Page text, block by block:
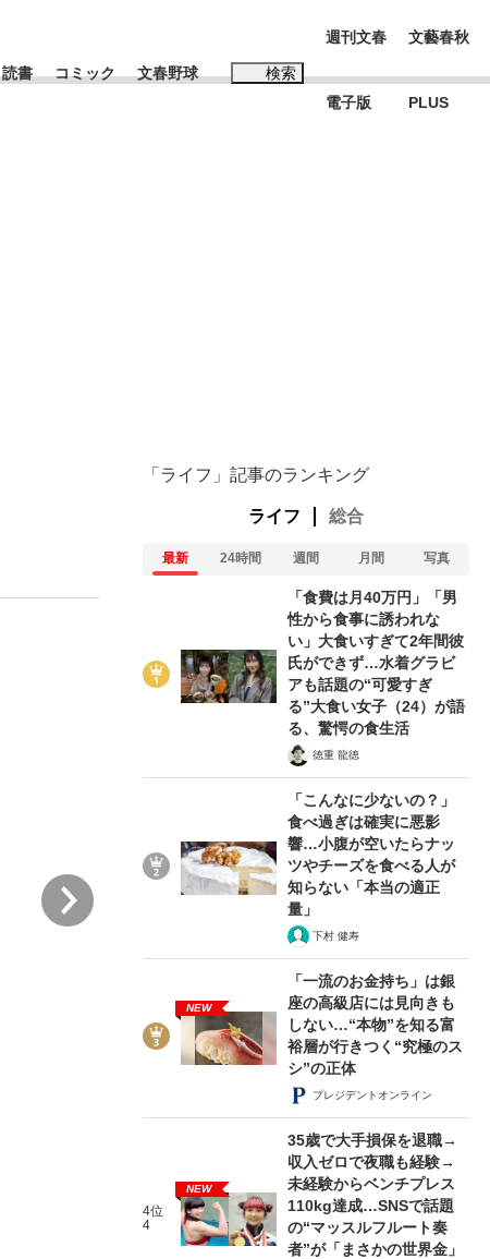
日本代表“敗戦”の真実 選手が明かす...
が悲しい」『北の国から』倉本聰氏（91...
読書 コミック 文春野球 検索
週刊文春
電子版
文藝春秋
PLUS
4/5
「ライフ」記事のランキング
ライフ 総合
最新 24時間 週間 月間 写真
「食費は月40万円」「男
性から食事に誘われな
い」大食いすぎて2年間彼
氏ができず…水着グラビ
アも話題の“可愛すぎ
る”大食い女子（24）が語
る、驚愕の食生活
徳重 龍徳
「こんなに少ないの？」
食べ過ぎは確実に悪影
響…小腹が空いたらナッ
ツやチーズを食べる人が
知らない「本当の適正
量」
下村 健寿
NEW
「一流のお金持ち」は銀
座の高級店には見向きも
しない…“本物”を知る富
裕層が行きつく“究極のス
シ”の正体
プレジデントオンライン
4位
4
NEW
35歳で大手損保を退職→
収入ゼロで夜職も経験→
未経験からベンチプレス
110kg達成…SNSで話題
の“マッスルフルート奏
者”が「まさかの世界金」